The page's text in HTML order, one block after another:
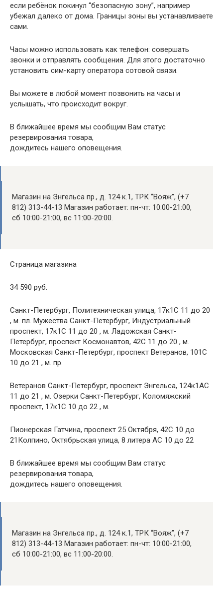
если ребёнок покинул “безопасную зону”, например
убежал далеко от дома. Границы зоны вы устанавливаете
сами.
Часы можно использовать как телефон: совершать
звонки и отправлять сообщения. Для этого достаточно
установить сим-карту оператора сотовой связи.
Вы можете в любой момент позвонить на часы и
услышать, что происходит вокруг.
В ближайшее время мы сообщим Вам статус
резервирования товара,
дождитесь нашего оповещения.
Магазин на Энгельса пр., д. 124 к.1, ТРК “Вояж”, (+7
812) 313-44-13 Магазин работает: пн-чт: 10:00-21:00,
сб 10:00-21:00, вс 11:00-20:00.
Страница магазина
34 590 руб.
Санкт-Петербург, Политехническая улица, 17к1С 11 до 20
, м. пл. Мужества Санкт-Петербург, Индустриальный
проспект, 17к1С 11 до 20 , м. Ладожская Санкт-
Петербург, проспект Космонавтов, 42С 11 до 20 , м.
Московская Санкт-Петербург, проспект Ветеранов, 101С
10 до 21 , м. пр.
Ветеранов Санкт-Петербург, проспект Энгельса, 124к1АС
11 до 21 , м. Озерки Санкт-Петербург, Коломяжский
проспект, 17к1С 10 до 22 , м.
Пионерская Гатчина, проспект 25 Октября, 42С 10 до
21Колпино, Октябрьская улица, 8 литера АС 10 до 22
В ближайшее время мы сообщим Вам статус
резервирования товара,
дождитесь нашего оповещения.
Магазин на Энгельса пр., д. 124 к.1, ТРК “Вояж”, (+7
812) 313-44-13 Магазин работает: пн-чт: 10:00-21:00,
сб 10:00-21:00, вс 11:00-20:00.